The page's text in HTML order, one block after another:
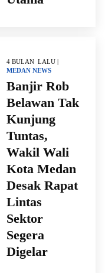
4 BULAN LALU |
MEDAN NEWS
Banjir Rob
Belawan Tak
Kunjung
Tuntas,
Wakil Wali
Kota Medan
Desak Rapat
Lintas
Sektor
Segera
Digelar